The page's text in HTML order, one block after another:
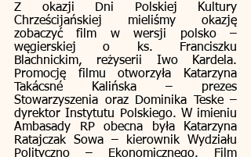
Z okazji Dni Polskiej Kultury
Chrześcijańskiej mieliśmy okazję
zobaczyć film w wersji polsko –
węgierskiej o ks. Franciszku
Blachnickim, reżyserii Iwo Kardela.
Promocję filmu otworzyła Katarzyna
Takácsné Kalińska – prezes
Stowarzyszenia oraz Dominika Teske –
dyrektor Instytutu Polskiego. W imieniu
Ambasady RP obecna była Katarzyna
Ratajczak Sowa – kierownik Wydziału
Polityczno – Ekonomicznego. Film